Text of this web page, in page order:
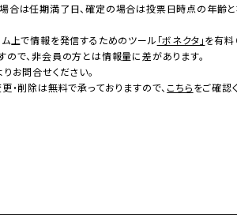
合は任期満了日、確定の場合は投票日時点の年齢
上で情報を発信するためのツール 「ボネクタ」を有料
で、非会員の方とは情報量に差があります。
りお問合せください。
削除は無料で承っておりますので、 こちらをご確認